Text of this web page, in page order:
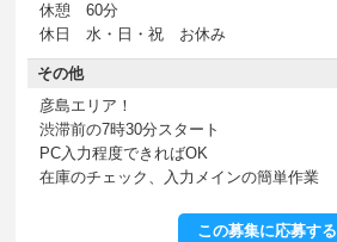
休憩 60分
休日 水・日・祝 お休み
その他
彦島エリア！
渋滞前の7時30分スタート
PC入力程度できればOK
在庫のチェック、入力メインの簡単作業
この募集に応募する